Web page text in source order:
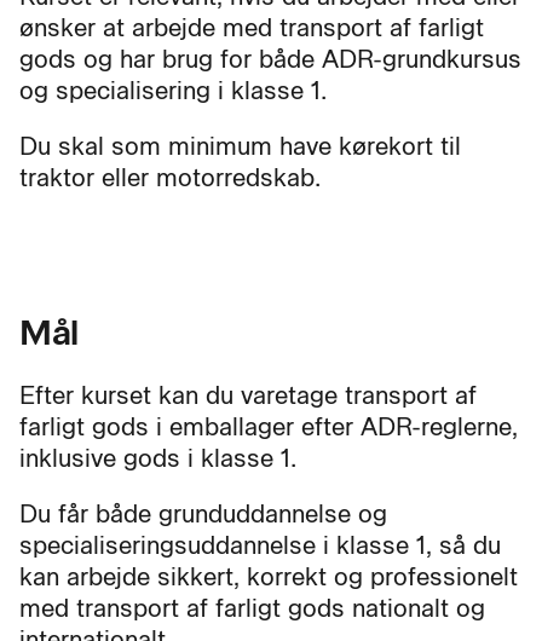
ønsker at arbejde med transport af farligt
gods og har brug for både ADR-grundkursus
og specialisering i klasse 1.
Du skal som minimum have kørekort til
traktor eller motorredskab.
Mål
Efter kurset kan du varetage transport af
farligt gods i emballager efter ADR-reglerne,
inklusive gods i klasse 1.
Du får både grunduddannelse og
specialiseringsuddannelse i klasse 1, så du
kan arbejde sikkert, korrekt og professionelt
med transport af farligt gods nationalt og